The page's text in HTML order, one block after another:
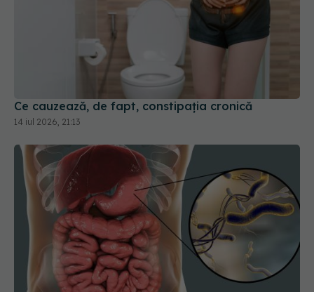
Ce cauzează, de fapt, constipația cronică
14 iul 2026, 21:13